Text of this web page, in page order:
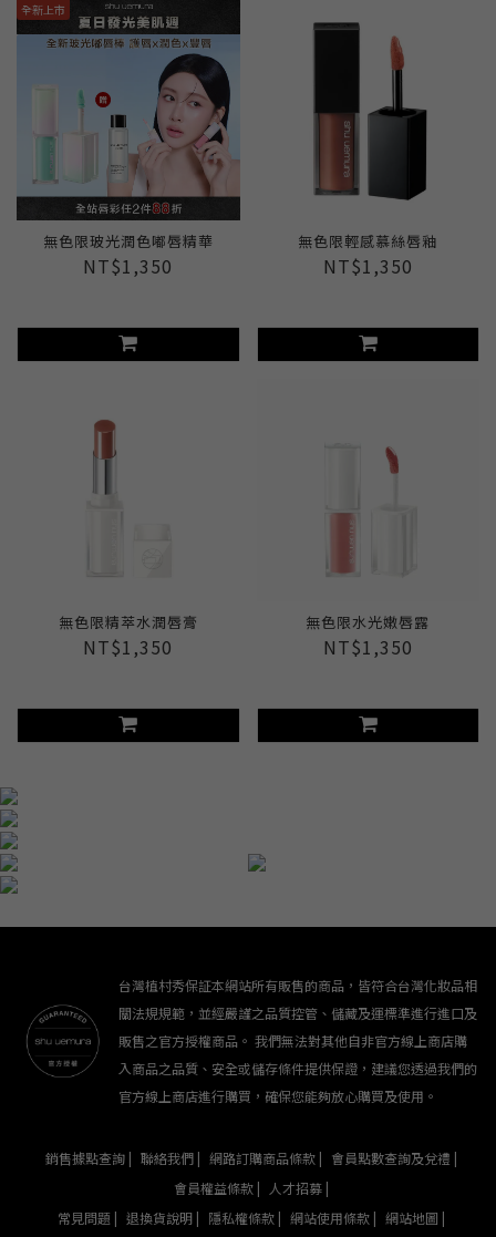
全新上市
無色限玻光潤色嘟唇精華
NT$1,350
無色限輕感慕絲唇釉
NT$1,350
無色限精萃水潤唇膏
NT$1,350
無色限水光嫩唇露
NT$1,350
台灣植村秀保証本網站所有販售的商品，皆符合台灣化妝品相
關法規規範，並經嚴謹之品質控管、儲藏及運標準進行進口及
販售之官方授權商品。 我們無法對其他自非官方線上商店購
入商品之品質、安全或儲存條件提供保證，建議您透過我們的
官方線上商店進行購買，確保您能夠放心購買及使用。
銷售據點查詢 | 聯絡我們 | 網路訂購商品條款 |
會員點數查詢及兌禮 |
會員權益條款 |
人才招募 |
常見問題 |
退換貨說明 | 隱私權條款 | 網站使用條款 |
網站地圖 |